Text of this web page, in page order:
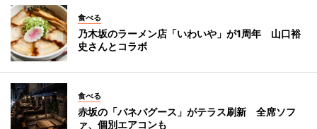
食べる
乃木坂のラーメン店「いわいや」が1周年 山口裕
史さんとコラボ
食べる
赤坂の「バネバグース」がテラス刷新 全席ソフ
ァ、個別エアコンも